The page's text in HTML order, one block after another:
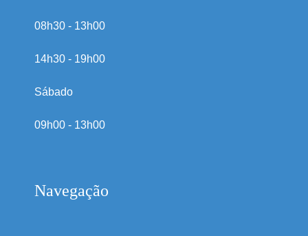
08h30 - 13h00
14h30 - 19h00
Sábado
09h00 - 13h00
Navegação